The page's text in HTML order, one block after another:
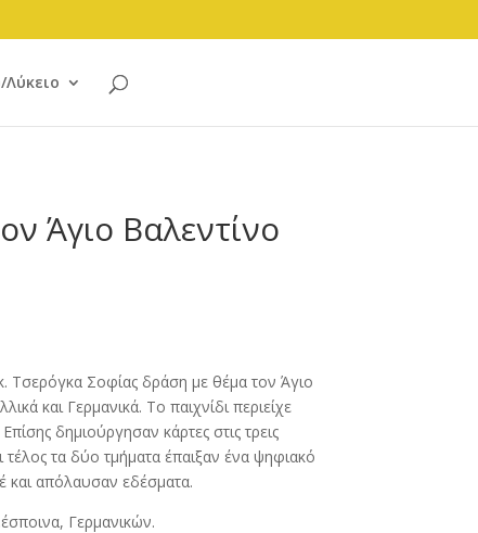
Λύκειο
Άγιο Βαλεντίνο
Τσερόγκα Σοφίας δράση με θέμα τον Άγιο
και Γερμανικά. Το παιχνίδι περιείχε
δημιούργησαν κάρτες στις τρεις
τα δύο τμήματα έπαιξαν ένα ψηφιακό
και απόλαυσαν εδέσματα.
Γερμανικών.